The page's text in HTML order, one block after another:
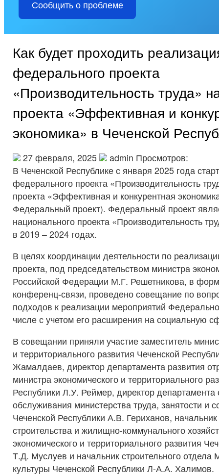
Сообщить о проблеме
Как будет проходить
федерального проекта
«Производительность труда»
проекта «Эффективная и
экономика» в Чеченской
27 февраля, 2025
admin Просмотров:
В Чеченской Республике с января 2025 года
федерального проекта «Производительность
проекта «Эффективная и конкурентная
Федеральный проект). Федеральный проект
национального проекта «Производительность
в 2019 – 2024 годах.
В целях координации деятельности по
проекта, под председательством министра
Российской Федерации М.Г. Решетникова, в
конференц-связи, проведено совещание по
подходов к реализации мероприятий
числе с учетом его расширения на социальную
В совещании приняли участие заместитель
и территориального развития Чеченской
Жамалдаев, директор департамента развития
министра экономического и территориального
Республики Л.У. Реймер, директор департамента
обслуживания министерства труда, занятости и
Чеченской Республики А.В. Гериханов,
строительства и жилищно-коммунального
экономического и территориального развития
Т.Д. Муслуев и начальник строительного отдела
культуры Чеченской Республики Л-А.А. Халимов.